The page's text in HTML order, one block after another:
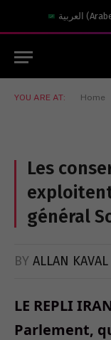
العربية (
YOU ARE AT: Home
Les
général
BY ALLAN KAVAL
LE REPLI
Parlement,